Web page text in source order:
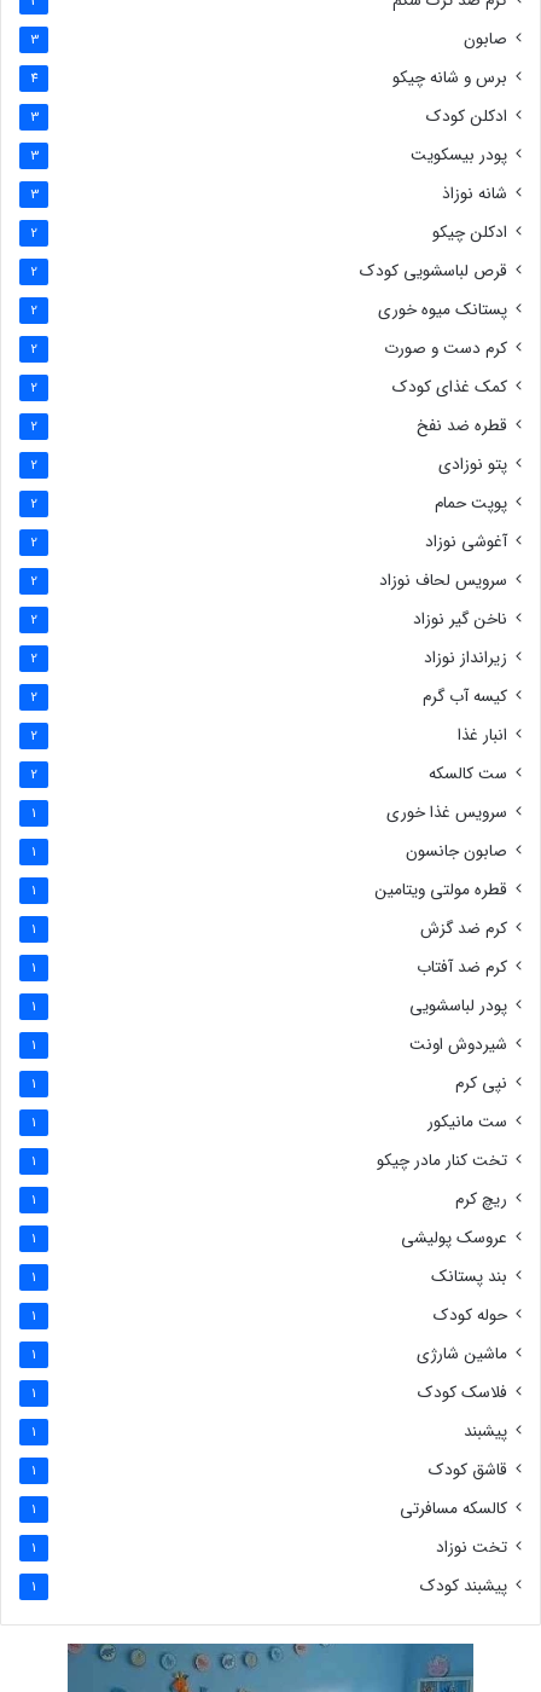
صابون 3
برس و شانه چیکو 4
ادکلن کودک 3
پودر بیسکویت 3
شانه نوزاذ 3
ادکلن چیکو 2
قرص لباسشویی کودک 2
پستانک میوه خوری 2
کرم دست و صورت 2
کمک غذای کودک 2
قطره ضد نفخ 2
پتو نوزادی 2
پوپت حمام 2
آغوشی نوزاد 2
سرویس لحاف نوزاد 2
ناخن گیر نوزاد 2
زیرانداز نوزاد 2
کیسه آب گرم 2
انبار غذا 2
ست کالسکه 2
سرویس غذا خوری 1
صابون جانسون 1
قطره مولتی ویتامین 1
کرم ضد گزش 1
کرم ضد آفتاب 1
پودر لباسشویی 1
شیردوش اونت 1
نپی کرم 1
ست مانیکور 1
تخت کنار مادر چیکو 1
ریچ کرم 1
عروسک پولیشی 1
بند پستانک 1
حوله کودک 1
ماشین شارژی 1
فلاسک کودک 1
پیشبند 1
قاشق کودک 1
کالسکه مسافرتی 1
تخت نوزاد 1
پیشبند کودک 1